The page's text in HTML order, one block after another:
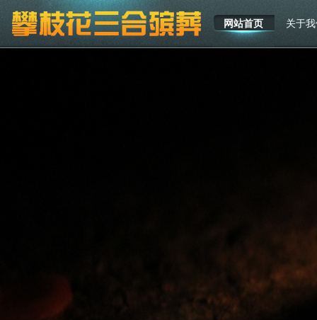
网站首页 关于